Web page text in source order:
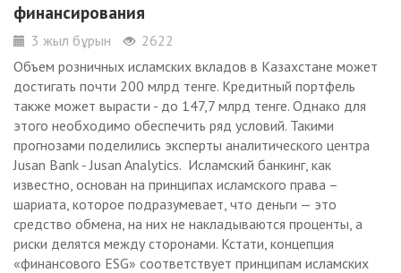
финансирования
3 жыл бұрын
2622
Объем розничных исламских вкладов в Казахстане может
достигать почти 200 млрд тенге. Кредитный портфель
также может вырасти - до 147,7 млрд тенге. Однако для
этого необходимо обеспечить ряд условий. Такими
прогнозами поделились эксперты аналитического центра
Jusan Bank - Jusan Analytics. Исламский банкинг, как
известно, основан на принципах исламского права –
шариата, которое подразумевает, что деньги — это
средство обмена, на них не накладываются проценты, а
риски делятся между сторонами. Кстати, концепция
«финансового ESG» соответствует принципам исламских